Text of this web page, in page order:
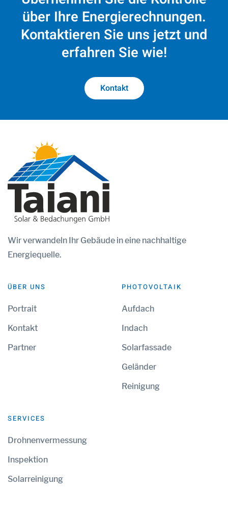
über Ihre Energierechnungen.
Kontaktieren Sie uns jetzt und
erfahren Sie wie!
Kontakt
Wirverwandeln Ihr Gebäude in eine nachhaltige
Energiequelle.
ÜBER UNS
Portrait
Kontakt
Partner
PHOTOVOLTAIK
Aufdach
Indach
Solarfassade
Geländer
Reinigung
SERVICES
Drohnenvermessung
Inspektion
Solarreinigung